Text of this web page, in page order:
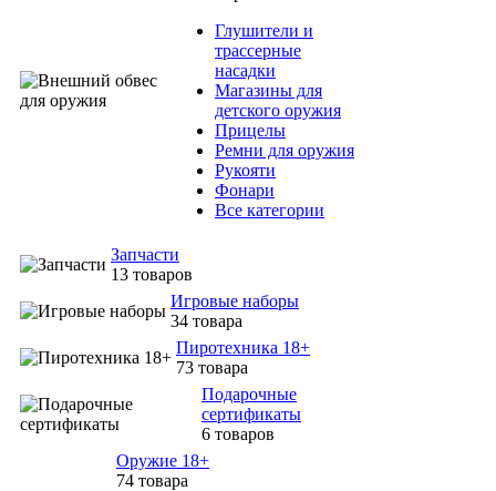
Глушители и
трассерные
насадки
Магазины для
детского оружия
Прицелы
Ремни для оружия
Рукояти
Фонари
Все категории
Запчасти
13 товаров
Игровые наборы
34 товара
Пиротехника 18+
73 товара
Подарочные
сертификаты
6 товаров
Оружие 18+
74 товара